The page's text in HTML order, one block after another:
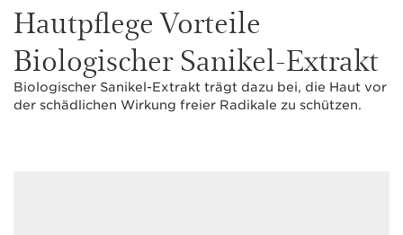
Hautpflege Vorteile
Biologischer Sanikel-Extrakt
Biologischer Sanikel-Extrakt trägt dazu bei, die Haut vor
der schädlichen Wirkung freier Radikale zu schützen.